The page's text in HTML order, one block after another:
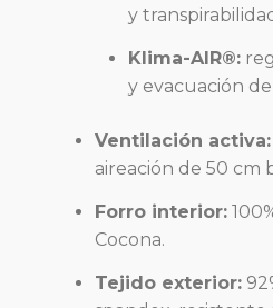
y
Klima-AIR®:
y evacuación
Ventilación activa:
aireación de 50 cm
Forro interior:
Cocona.
Tejido exterior: